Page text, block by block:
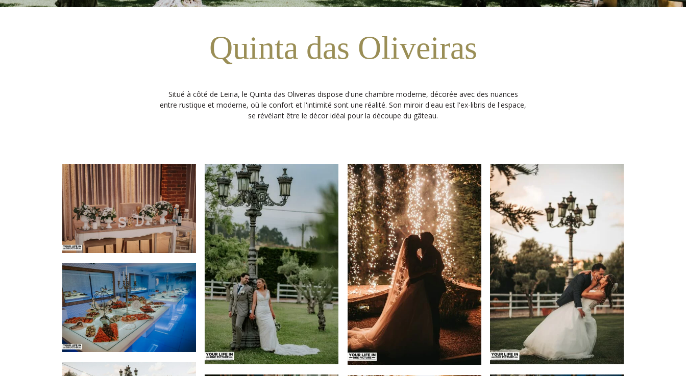
Quinta das Oliveiras
Situé à côté de Leiria, le Quinta das Oliveiras dispose d'une chambre moderne, décorée avec des nuances
entre rustique et moderne, où le confort et l'intimité sont une réalité. Son miroir d'eau est l'ex-libris de l'espace,
se révélant être le décor idéal pour la découpe du gâteau.